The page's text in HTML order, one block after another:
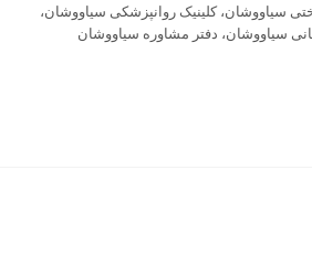
سیاووشان، کلینیک روانپزشکی سیاووشان،
سیاووشان، دفتر مشاوره سیاووشان